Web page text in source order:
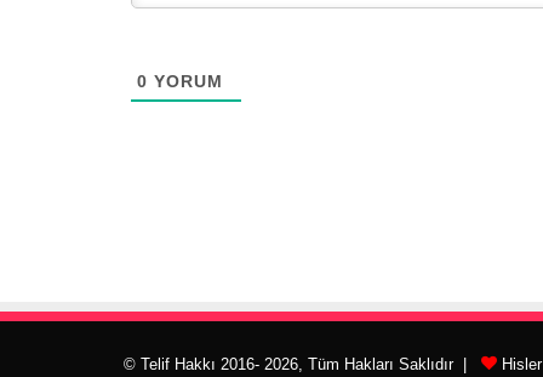
0 YORUM
© Telif Hakkı 2016- 2026, Tüm Hakları Saklıdır |